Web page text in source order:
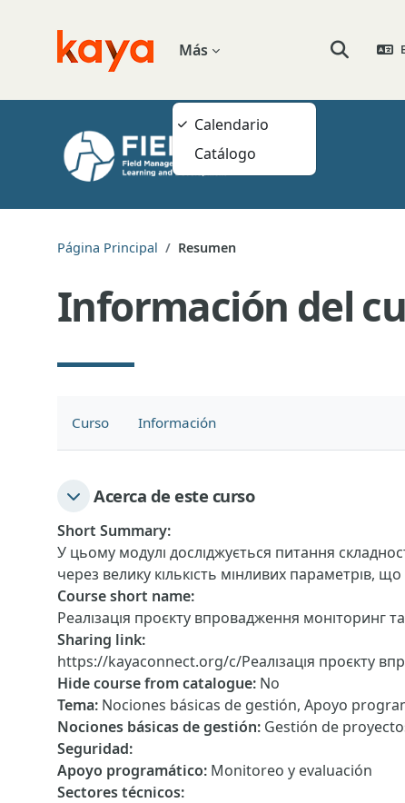
Go to home Más
Calendario
Catálogo
Selector de
Página Principal Resumen
Información del
Curso Información
Acerca de este curso
Short Summary:
У цьому модулі досліджується питання
через велику кількість мінливих параметрів,
Course short name:
Реалізація проєкту впровадження моніторинг
Sharing link:
https://kayaconnect.org/c/Реалізація проєкту
Hide course from catalogue: No
Tema: Nociones básicas de gestión, Apoyo
Nociones básicas de gestión: Gestión de
Seguridad:
Apoyo programático: Monitoreo y evaluación
Sectores técnicos: